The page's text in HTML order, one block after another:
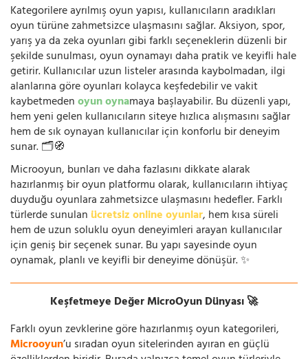
Kategorilere ayrılmış oyun yapısı, kullanıcıların aradıkları
oyun türüne zahmetsizce ulaşmasını sağlar. Aksiyon, spor,
yarış ya da zeka oyunları gibi farklı seçeneklerin düzenli bir
şekilde sunulması, oyun oynamayı daha pratik ve keyifli hale
getirir. Kullanıcılar uzun listeler arasında kaybolmadan, ilgi
alanlarına göre oyunları kolayca keşfedebilir ve vakit
kaybetmedenoyun oynamaya başlayabilir. Bu düzenli yapı,
hem yeni gelen kullanıcıların siteye hızlıca alışmasını sağlar
hem de sık oynayan kullanıcılar için konforlu bir deneyim
sunar. 🗂️🧭
Microoyun, bunları ve daha fazlasını dikkate alarak
hazırlanmış bir oyun platformu olarak, kullanıcıların ihtiyaç
duyduğu oyunlara zahmetsizce ulaşmasını hedefler. Farklı
türlerde sunulan ücretsiz online oyunlar, hem kısa süreli
hem de uzun soluklu oyun deneyimleri arayan kullanıcılar
için geniş bir seçenek sunar. Bu yapı sayesinde oyun
oynamak, planlı ve keyifli bir deneyime dönüşür. ✨
Keşfetmeye Değer MicroOyun Dünyası 🚀
Farklı oyun zevklerine göre hazırlanmış oyun kategorileri,
Microoyun’u sıradan oyun sitelerinden ayıran en güçlü